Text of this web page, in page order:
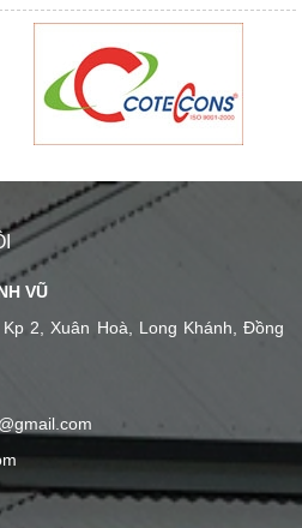
VŨ
2, Xuân Hoà, Long Khánh, Đồng